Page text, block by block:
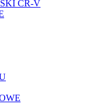
CR-V